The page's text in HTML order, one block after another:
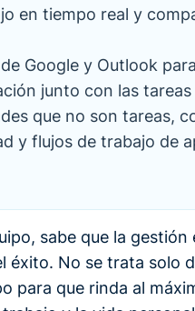
en tiempo real y
Google y Outlook
junto con las tareas
que no son tareas,
y flujos de trabajo de
sabe que la gestión
éxito. No se trata solo
para que rinda al